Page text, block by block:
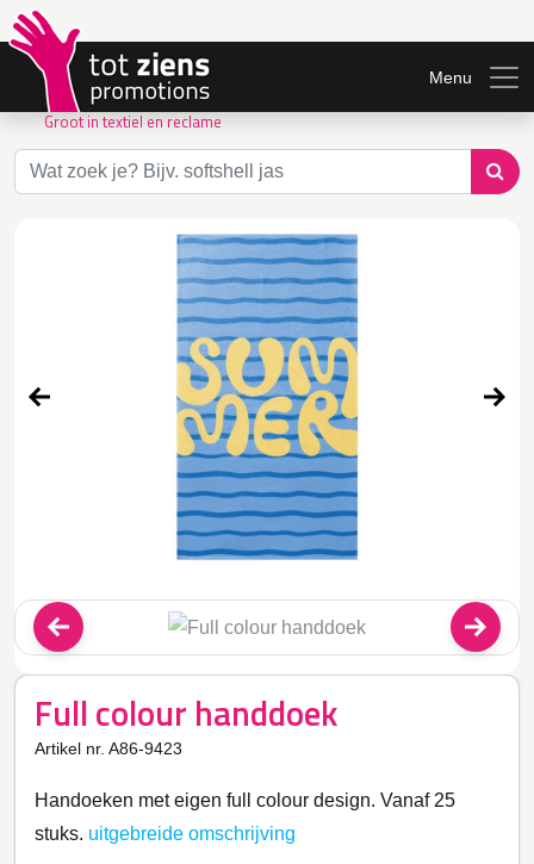
Groot in textiel en reclame
Menu
Full colour handdoek
Artikel nr. A86-9423
Handoeken met eigen full colour design. Vanaf 25
stuks. uitgebreide omschrijving